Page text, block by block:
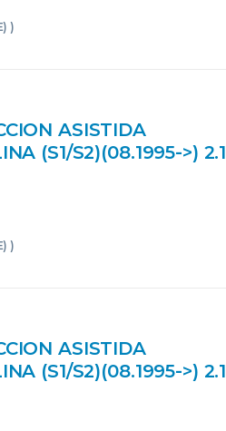
)
ASISTIDA
(S1/S2)(08.1995->) 2.1
P8C(XUD11BTE)
20LE00
)
ASISTIDA
(S1/S2)(08.1995->) 2.1
P8C(XUD11BTE)
STEERING